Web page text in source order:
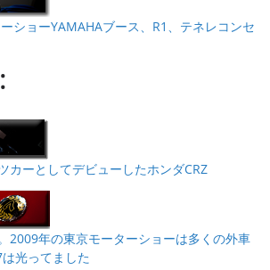
ショーYAMAHAブース、R1、テネレコンセ
:
カーとしてデビューしたホンダCRZ
2009年の東京モーターショーは多くの外車
光ってました